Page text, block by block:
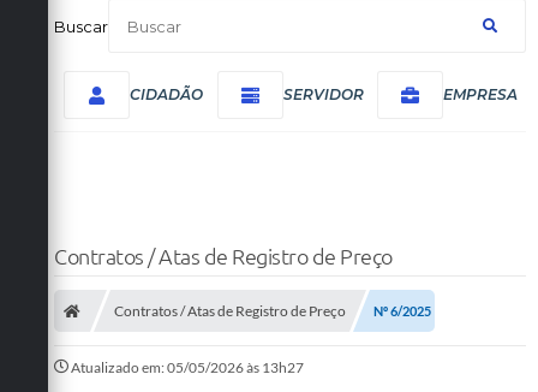
Buscar
CIDADÃO SERVIDOR EMPRESA
Contratos / Atas de Registro de Preço
Contratos / Atas de Registro de Preço Nº 6/2025
Atualizado em: 05/05/2026 às 13h27